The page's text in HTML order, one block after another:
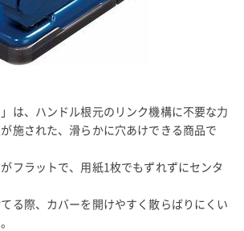
は、ハンドル根元のリンク機構に不要な力
施された、滑らかに穴あけできる商品で
フラットで、用紙1枚でもずれずにセンタ
る際、カバーを開けやすく散らばりにくい